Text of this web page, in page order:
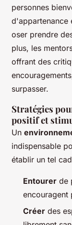
personnes
d'appartenance
oser prendre
plus, les
offrant des
surpasser.
Stratégies
positif et
Un
indispensable
établir un tel
Entourer de
encouragent
Créer des